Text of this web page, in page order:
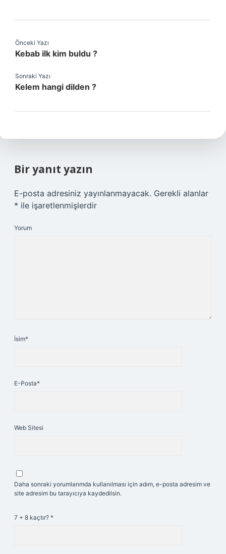
Önceki Yazı
Kebab ilk kim buldu ?
Sonraki Yazı
Kelem hangi dilden ?
Bir yanıt yazın
E-posta adresiniz yayınlanmayacak. Gerekli alanlar
* ile işaretlenmişlerdir
Yorum
İsim*
E-Posta*
Web Sitesi
Daha sonraki yorumlarımda kullanılması için adım, e-posta adresim ve
site adresim bu tarayıcıya kaydedilsin.
7 + 8 kaçtır? *